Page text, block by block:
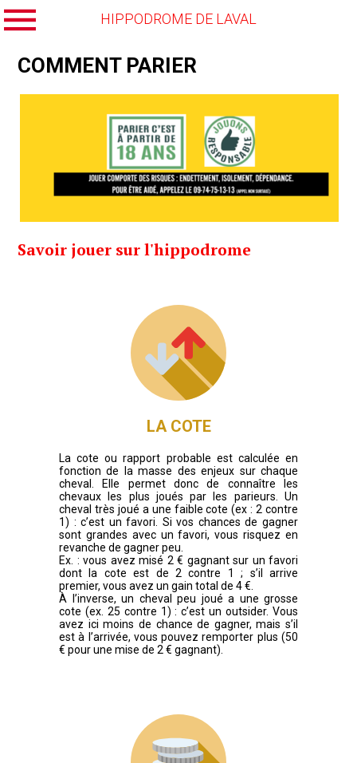
HIPPODROME DE LAVAL
COMMENT PARIER
Savoir jouer sur l'hippodrome
LA COTE
La cote ou rapport probable est calculée en
fonction de la masse des enjeux sur chaque
cheval. Elle permet donc de connaître les
chevaux les plus joués par les parieurs. Un
cheval très joué a une faible cote (ex : 2 contre
1) : c’est un favori. Si vos chances de gagner
sont grandes avec un favori, vous risquez en
revanche de gagner peu.
Ex. : vous avez misé 2 € gagnant sur un favori
dont la cote est de 2 contre 1 ; s’il arrive
premier, vous avez un gain total de 4 €.
À l’inverse, un cheval peu joué a une grosse
cote (ex. 25 contre 1) : c’est un outsider. Vous
avez ici moins de chance de gagner, mais s’il
est à l’arrivée, vous pouvez remporter plus (50
€ pour une mise de 2 € gagnant).